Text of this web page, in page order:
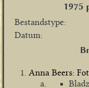
1975
Bestandstype
Datum
Anna Beers: